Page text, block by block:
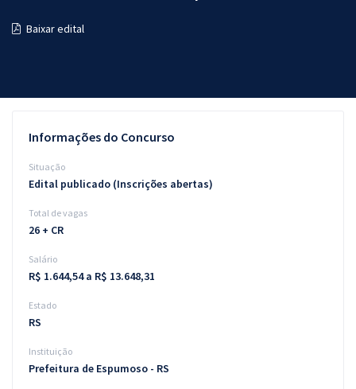
Questões grátis
Blog
Aprovados
Atendimento
Baixar edital
Informações do Concurso
Situação
Edital publicado (Inscrições abertas)
Total de vagas
26 + CR
Salário
R$ 1.644,54 a R$ 13.648,31
Estado
RS
Instituição
Prefeitura de Espumoso - RS